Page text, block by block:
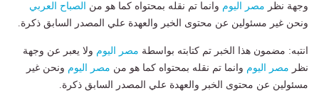
وجهة نظر مصر اليوم وانما تم نقله بمحتواه كما هو من
الصباح العربي
ونحن غير مسئولين عن محتوى الخبر والعهدة علي المصدر السابق ذكرة.
انتبه: مضمون هذا الخبر تم كتابته بواسطة مصر اليوم ولا يعبر عن وجهة
نظر مصر اليوم وانما تم نقله بمحتواه كما هو من مصر اليوم ونحن غير
مسئولين عن محتوى الخبر والعهدة علي المصدر السابق ذكرة.